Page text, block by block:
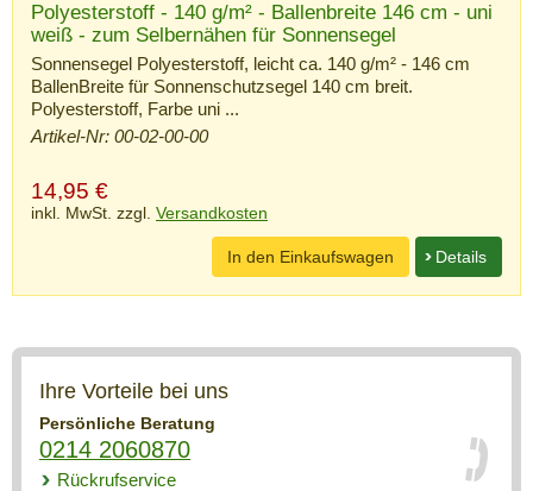
Polyesterstoff - 140 g/m² - Ballenbreite 146 cm - uni
weiß - zum Selbernähen für Sonnensegel
Sonnensegel Polyesterstoff, leicht ca. 140 g/m² - 146 cm
BallenBreite für Sonnenschutzsegel 140 cm breit.
Polyesterstoff, Farbe uni ...
Artikel-Nr: 00-02-00-00
14,95 €
inkl. MwSt. zzgl. Versandkosten
Details
In den Einkaufswagen
Ihre Vorteile bei uns
Persönliche Beratung
0214 2060870
Rückrufservice